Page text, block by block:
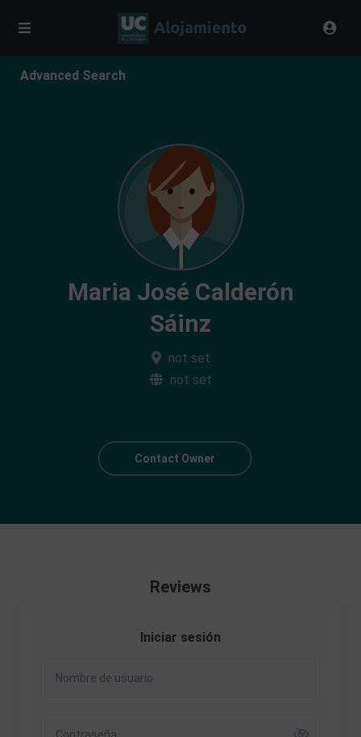
Advanced Search
Maria José Calderón
Sáinz
not set
not set
Contact Owner
Reviews
Iniciar sesión